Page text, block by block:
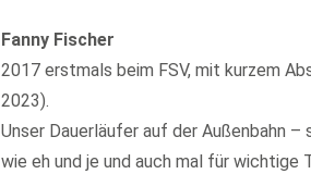
Fanny Fischer
2017 erstmals beim FSV, mit kurzem
2023).
Unser Dauerläufer auf der Außenbahn –
wie eh und je und auch mal für wichtige